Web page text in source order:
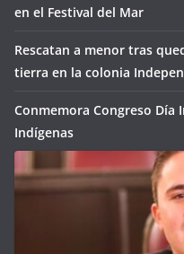
en el Festival del Mar
Rescatan a menor tras
tierra en la colonia
Conmemora Congreso
Indígenas